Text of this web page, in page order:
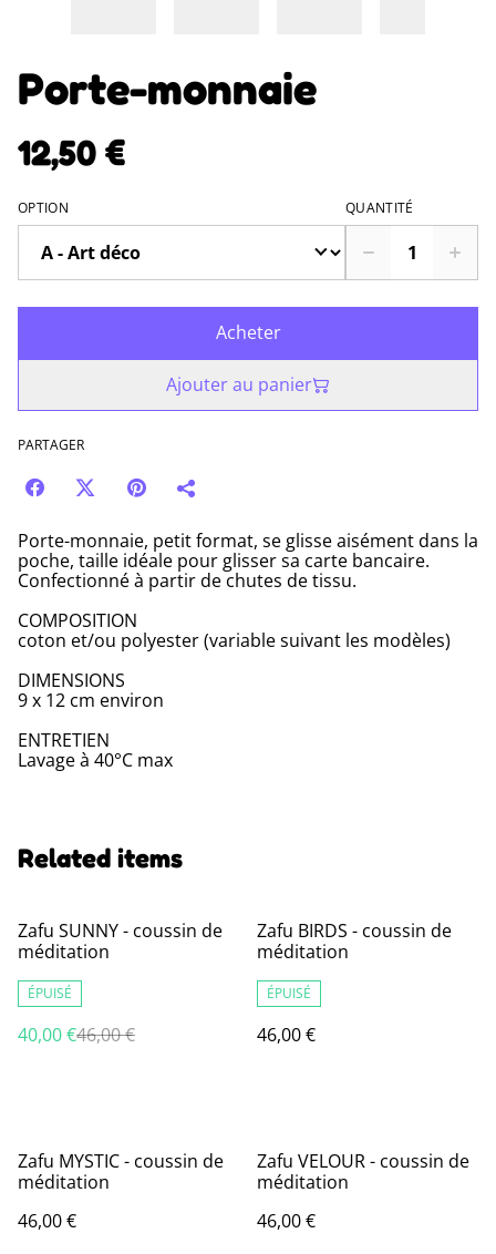
Porte-monnaie
12,50 €
OPTION QUANTITÉ
Acheter
Ajouter au panier
PARTAGER
Porte-monnaie, petit format, se glisse aisément dans la
poche, taille idéale pour glisser sa carte bancaire.
Confectionné à partir de chutes de tissu.
COMPOSITION
coton et/ou polyester (variable suivant les modèles)
DIMENSIONS
9 x 12 cm environ
ENTRETIEN
Lavage à 40°C max
Related items
%
Zafu SUNNY - coussin de
méditation
ÉPUISÉ
40,00 €46,00 €
Zafu BIRDS - coussin de
méditation
ÉPUISÉ
46,00 €
Zafu MYSTIC - coussin de
méditation
46,00 €
Zafu VELOUR - coussin de
méditation
46,00 €